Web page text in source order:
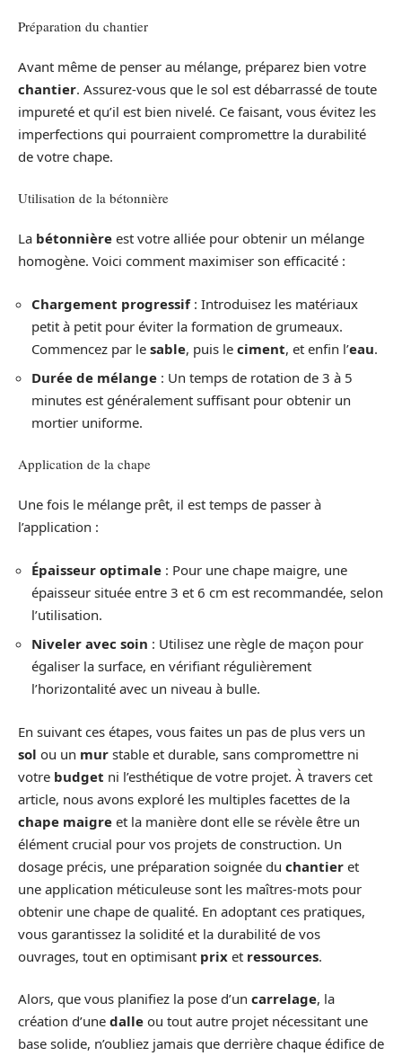
Préparation du chantier
Avant même de penser au mélange, préparez bien votre
chantier. Assurez-vous que le sol est débarrassé de toute
impureté et qu’il est bien nivelé. Ce faisant, vous évitez les
imperfections qui pourraient compromettre la durabilité
de votre chape.
Utilisation de la bétonnière
La bétonnière est votre alliée pour obtenir un mélange
homogène. Voici comment maximiser son efficacité :
Chargement progressif: Introduisez les matériaux
petit à petit pour éviter la formation de grumeaux.
Commencez par le sable, puis le ciment, et enfin l’eau.
Durée de mélange : Un temps de rotation de 3 à 5
minutes est généralement suffisant pour obtenir un
mortier uniforme.
Application de la chape
Une fois le mélange prêt, il est temps de passer à
l’application :
Épaisseur optimale : Pour une chape maigre, une
épaisseur située entre 3 et 6 cm est recommandée, selon
l’utilisation.
Niveler avec soin : Utilisez une règle de maçon pour
égaliser la surface, en vérifiant régulièrement
l’horizontalité avec un niveau à bulle.
En suivant ces étapes, vous faites un pas de plus vers un
sol ou un mur stable et durable, sans compromettre ni
votre budget ni l’esthétique de votre projet. À travers cet
article, nous avons exploré les multiples facettes de la
chape maigre et la manière dont elle se révèle être un
élément crucial pour vos projets de construction. Un
dosage précis, une préparation soignée du chantier et
une application méticuleuse sont les maîtres-mots pour
obtenir une chape de qualité. En adoptant ces pratiques,
vous garantissez la solidité et la durabilité de vos
ouvrages, tout en optimisant prix et ressources.
Alors, que vous planifiez la pose d’un carrelage, la
création d’une dalle ou tout autre projet nécessitant une
base solide, n’oubliez jamais que derrière chaque édifice de